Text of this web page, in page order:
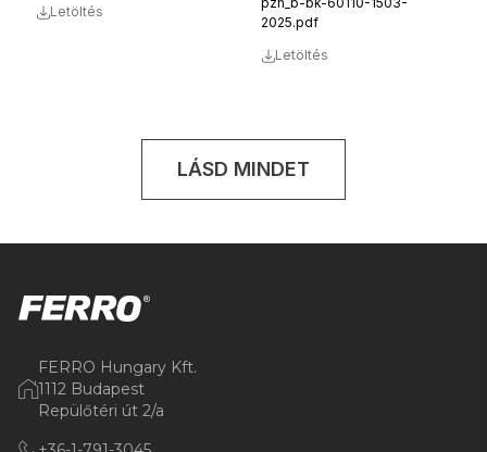
Letöltés
2025.pdf
Letöltés
LÁSD MINDET
FERRO Hungary Kft.
1112 Budapest
Repülőtéri út 2/a